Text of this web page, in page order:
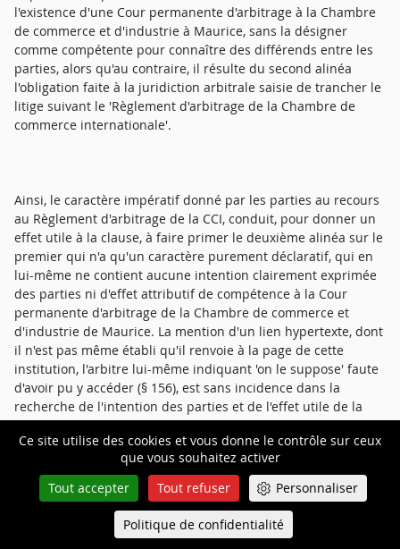
Ce site utilise des cookies et vous donne le contrôle sur ceux
que vous souhaitez activer
Tout accepter
Tout refuser Personnaliser
Politique de confidentialité
l'existence d'une Cour permanente d'arbitrage à la Chambre
de commerce et d'industrie à Maurice, sans la désigner
comme compétente pour connaître des différends entre les
parties, alors qu'au contraire, il résulte du second alinéa
l'obligation faite à la juridiction arbitrale saisie de trancher le
litige suivant le 'Règlement d'arbitrage de la Chambre de
commerce internationale'.
Ainsi, le caractère impératif donné par les parties au recours
au Règlement d'arbitrage de la CCI, conduit, pour donner un
effet utile à la clause, à faire primer le deuxième alinéa sur le
premier qui n'a qu'un caractère purement déclaratif, qui en
lui-même ne contient aucune intention clairement exprimée
des parties ni d'effet attributif de compétence à la Cour
permanente d'arbitrage de la Chambre de commerce et
d'industrie de Maurice. La mention d'un lien hypertexte, dont
il n'est pas même établi qu'il renvoie à la page de cette
institution, l'arbitre lui-même indiquant 'on le suppose' faute
d'avoir pu y accéder (§ 156), est sans incidence dans la
recherche de l'intention des parties et de l'effet utile de la
clause.
En revanche, le choix fait par les parties de soumettre
l'arbitrage au Règlement d'arbitrage de la CCI emporte celui
d'introduire l'arbitrage devant la CCI qui est la seule
Queue-Fair